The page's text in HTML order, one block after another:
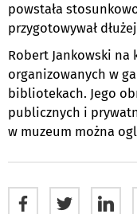
powstała
przygotowywał
Robert Jankowski na
organizowanych w
bibliotekach. Jego
publicznych i
w muzeum można